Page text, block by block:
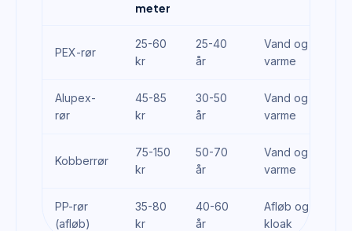
meter
PEX-rør
25-60
kr
25-40
år
Vand og
varme
Alupex-
rør
45-85
kr
30-50
år
Vand og
varme
Kobberrør
75-150
kr
50-70
år
Vand og
varme
PP-rør
(afløb)
35-80
kr
40-60
år
Afløb og
kloak